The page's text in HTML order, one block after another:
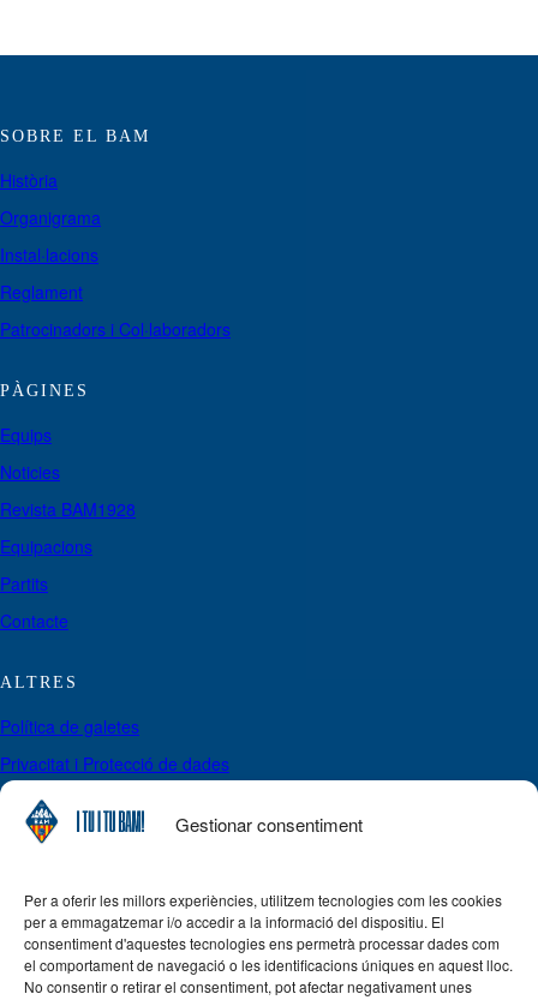
Gestionar consentiment
Per a oferir les millors experiències, utilitzem tecnologies com les cookies
per a emmagatzemar i/o accedir a la informació del dispositiu. El
consentiment d'aquestes tecnologies ens permetrà processar dades com
el comportament de navegació o les identificacions úniques en aquest lloc.
No consentir o retirar el consentiment, pot afectar negativament unes
SOBRE EL BAM
Història
Organigrama
Instal·lacions
Reglament
Patrocinadors i Col·laboradors
PÀGINES
Equips
Noticies
Revista BAM1928
Equipacions
Partits
Contacte
ALTRES
Política de galetes
Privacitat i Protecció de dades
Política de pagaments, cancel·lacions i reemborsaments
Avís legal
SIGUES DE L’EQUIP
No perdis l’oportunitat de formar part de la història del BAM!
Inscriu-te